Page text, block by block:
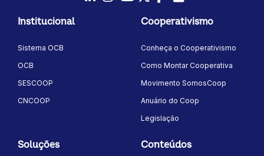
Instagram
YoutubeTwitter/X
Facebook
Institucional
Sistema OCB
OCB
SESCOOP
CNCOOP
Cooperativismo
Conheça o Cooperativismo
Como Montar Cooperativa
Movimento SomosCoop
Anuário do Coop
Legislação
Soluções Conteúdos